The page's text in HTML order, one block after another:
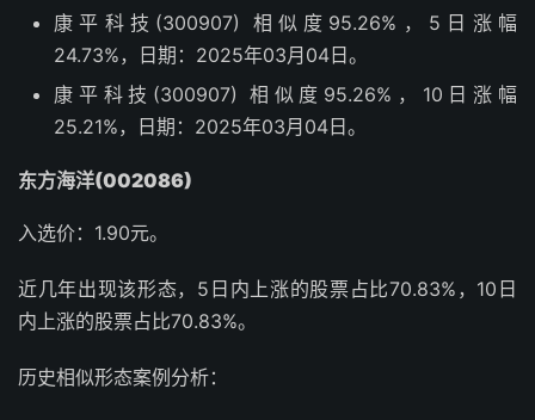
康平科技(300907) 相似度95.26%，5日涨幅
24.73%，日期：2025年03月04日。
康平科技(300907) 相似度95.26%，10日涨幅
25.21%，日期：2025年03月04日。
东方海洋(002086)
入选价：1.90元。
近几年出现该形态，5日内上涨的股票占比70.83%，10日
内上涨的股票占比70.83%。
历史相似形态案例分析：